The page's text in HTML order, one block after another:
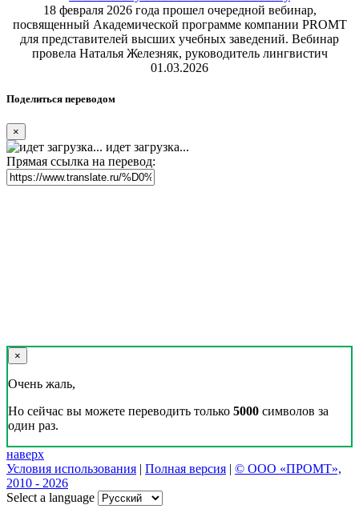
18 февраля 2026 года прошел очередной вебинар,
посвященный Академической программе компании PROMT
для представителей высших учебных заведений. Вебинар
провела Наталья Железняк, руководитель лингвистич
01.03.2026
Поделиться переводом
×
идет загрузка...
Прямая ссылка на перевод:
×
Очень жаль,
Но сейчас вы можете переводить только 5000 символов за
один раз.
наверх
Условия использования | Полная версия | © ООО «ПРОМТ»,
2010 - 2026
Select a language